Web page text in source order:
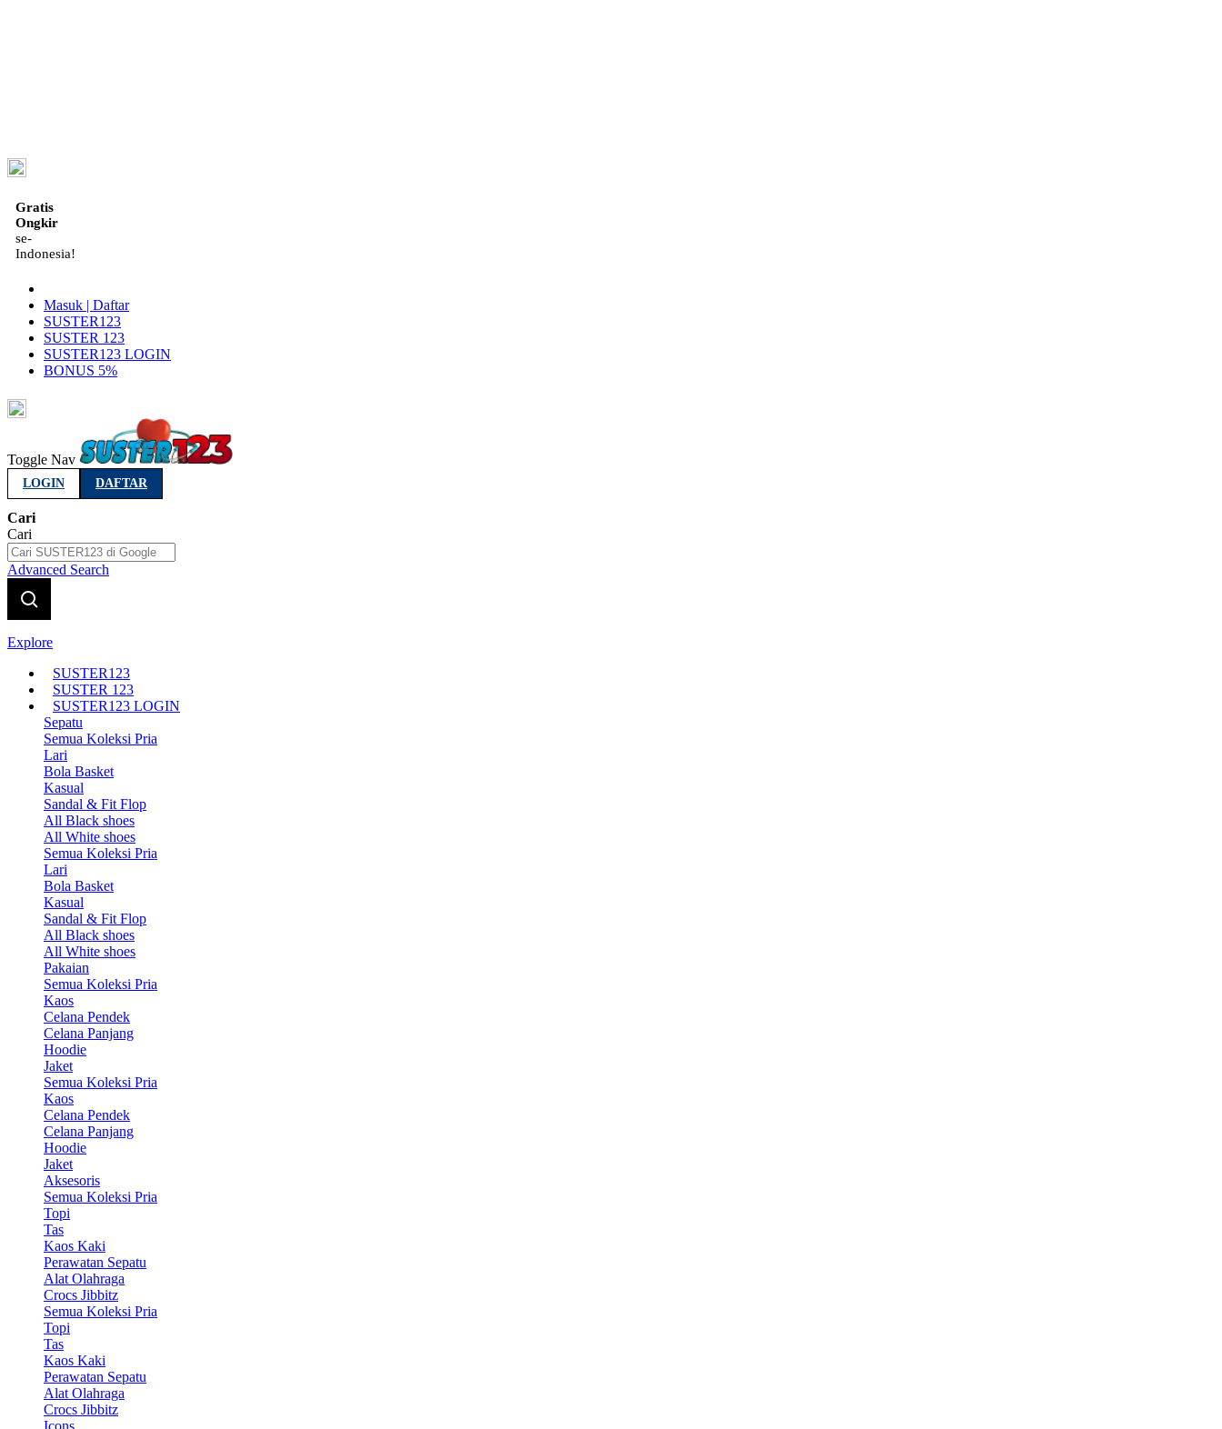
Gratis
Ongkir
se-
Indonesia!
Masuk | Daftar
SUSTER123
SUSTER 123
SUSTER123 LOGIN
BONUS 5%
Toggle Nav
LOGIN DAFTAR
Cari
Cari
Advanced Search
Explore
SUSTER123
SUSTER 123
SUSTER123 LOGIN
Sepatu
Semua Koleksi Pria
Lari
Bola Basket
Kasual
Sandal & Fit Flop
All Black shoes
All White shoes
Semua Koleksi Pria
Lari
Bola Basket
Kasual
Sandal & Fit Flop
All Black shoes
All White shoes
Pakaian
Semua Koleksi Pria
Kaos
Celana Pendek
Celana Panjang
Hoodie
Jaket
Semua Koleksi Pria
Kaos
Celana Pendek
Celana Panjang
Hoodie
Jaket
Aksesoris
Semua Koleksi Pria
Topi
Tas
Kaos Kaki
Perawatan Sepatu
Alat Olahraga
Crocs Jibbitz
Semua Koleksi Pria
Topi
Tas
Kaos Kaki
Perawatan Sepatu
Alat Olahraga
Crocs Jibbitz
Icons